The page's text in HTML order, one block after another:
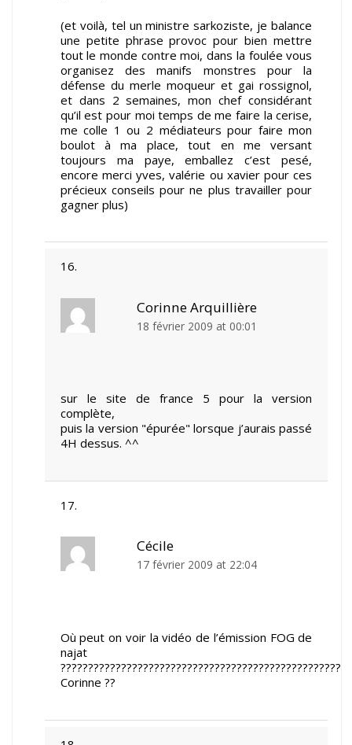
(et voilà, tel un ministre sarkoziste, je balance
une petite phrase provoc pour bien mettre
tout le monde contre moi, dans la foulée vous
organisez des manifs monstres pour la
défense du merle moqueur et gai rossignol,
et dans 2 semaines, mon chef considérant
qu’il est pour moi temps de me faire la cerise,
me colle 1 ou 2 médiateurs pour faire mon
boulot à ma place, tout en me versant
toujours ma paye, emballez c’est pesé,
encore merci yves, valérie ou xavier pour ces
précieux conseils pour ne plus travailler pour
gagner plus)
Corinne Arquillière
18 février 2009 at 00:01
sur le site de france 5 pour la version
complète,
puis la version "épurée" lorsque j’aurais passé
4H dessus. ^^
Cécile
17 février 2009 at 22:04
Où peut on voir la vidéo de l’émission FOG de
najat
Corinne ??